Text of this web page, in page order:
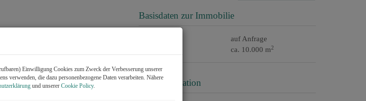
Basisdaten zur Immobilie
auf Anfrage
ca. 10.000 m2
Preisinformation
Einwilligung Cookies zum Zweck der Verbesserung unserer
verwenden, die dazu personenbezogene Daten verarbeiten. Nähere
und unserer Cookie Policy.